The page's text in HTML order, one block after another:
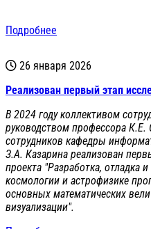
Подробнее
26 января 2026
Реализован первый этап
В 2024 году коллективом
руководством профессора К.Е.
сотрудников кафедры
З.А. Казарина реализован
проекта "Разработка, отладка
космологии и астрофизике
основных математических
визуализации".